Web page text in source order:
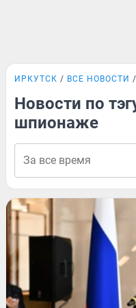
ИРКУТСК ВСЕ НОВОСТИ
Новости по
шпионаже